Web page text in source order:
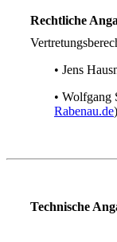
Rechtliche
• Jens
• Wolfgang
Rabenau.de)
Technische